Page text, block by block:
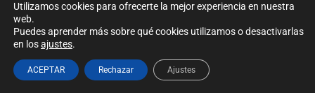
Tecnología, realidad virtual y psicología:
Utilizamos cookies para ofrecerte la mejor experiencia en nuestra
web.
Puedes aprender más sobre qué cookies utilizamos o desactivarlas
en losajustes.
ACEPTAR Rechazar Ajustes